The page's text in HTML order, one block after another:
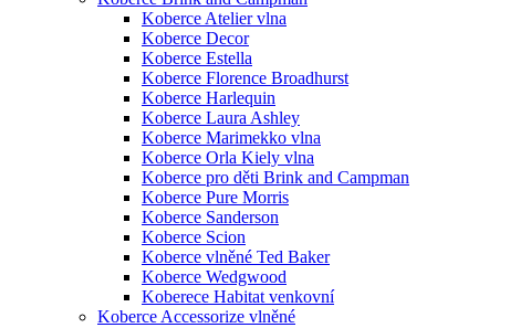
Koberce Atelier vlna
Koberce Decor
Koberce Estella
Koberce Florence Broadhurst
Koberce Harlequin
Koberce Laura Ashley
Koberce Marimekko vlna
Koberce Orla Kiely vlna
Koberce pro děti Brink and Campman
Koberce Pure Morris
Koberce Sanderson
Koberce Scion
Koberce vlněné Ted Baker
Koberce Wedgwood
Koberece Habitat venkovní
Koberce Accessorize vlněné